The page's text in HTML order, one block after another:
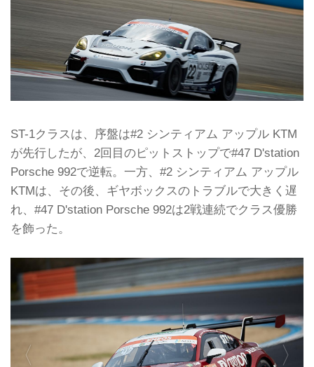
ST-1クラスは、序盤は#2 シンティアム アップル KTM
が先行したが、2回目のピットストップで#47 D'station
Porsche 992で逆転。一方、#2 シンティアム アップル
KTMは、その後、ギヤボックスのトラブルで大きく遅
れ、#47 D'station Porsche 992は2戦連続でクラス優勝
を飾った。